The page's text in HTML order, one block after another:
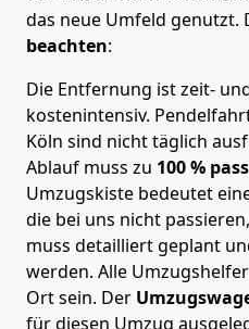
das neue Umfeld genutzt.
beachten:
Die Entfernung ist zeit-
kostenintensiv.
Köln sind nicht täglich
Ablauf muss zu 100 %
Umzugskiste bedeutet
die bei uns nicht
muss detailliert geplant
werden. Alle
Ort sein. Der
für diesen Umzug